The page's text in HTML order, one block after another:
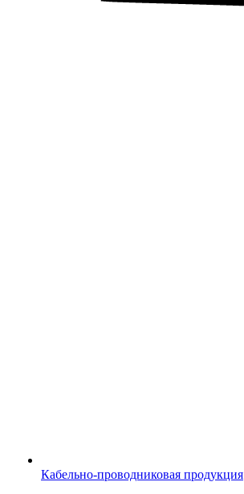
Кабельно-проводниковая продукция